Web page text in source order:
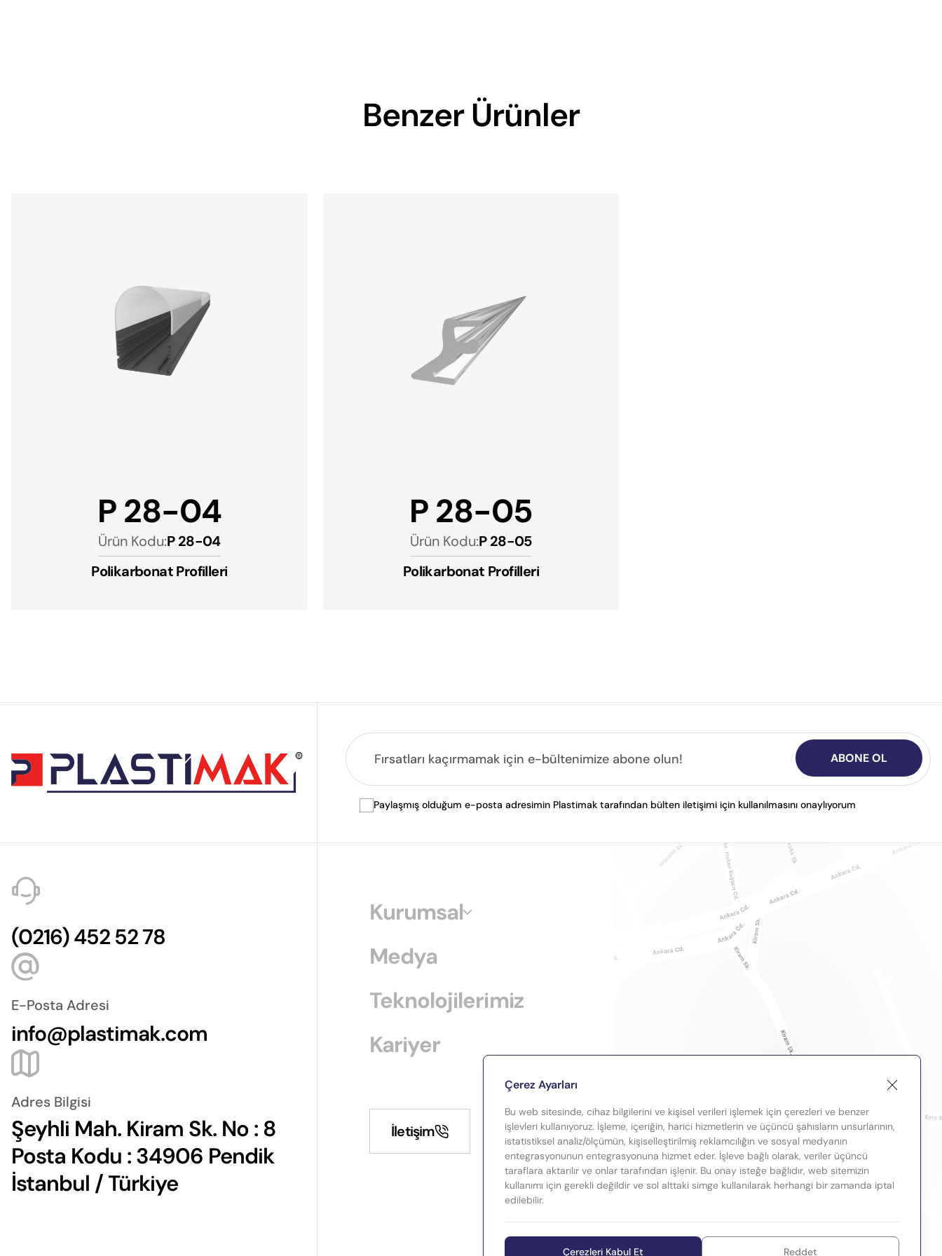
Benzer Ürünler
P 28-04
Ürün Kodu:P 28-04
Polikarbonat Profilleri
P 28-05
Ürün Kodu:P 28-05
Polikarbonat Profilleri
ABONE OL
Paylaşmış olduğum e-posta adresimin Plastimak tarafından bülten iletişimi için kullanılmasını onaylıyorum
(0216) 452 52 78
E-Posta Adresi
info@plastimak.com
Adres Bilgisi
Şeyhli Mah. Kiram Sk. No : 8
Posta Kodu : 34906 Pendik
İstanbul / Türkiye
Kurumsal
Medya
Teknolojilerimiz
Kariyer
İletişim
Çerez Ayarları
Bu web sitesinde, cihaz bilgilerini ve kişisel verileri işlemek için çerezleri ve benzer
işlevleri kullanıyoruz. İşleme, içeriğin, harici hizmetlerin ve üçüncü şahısların unsurlarının,
istatistiksel analiz/ölçümün, kişiselleştirilmiş reklamcılığın ve sosyal medyanın
entegrasyonunun entegrasyonuna hizmet eder. İşleve bağlı olarak, veriler üçüncü
taraflara aktarılır ve onlar tarafından işlenir. Bu onay isteğe bağlıdır, web sitemizin
kullanımı için gerekli değildir ve sol alttaki simge kullanılarak herhangi bir zamanda iptal
edilebilir.
Çerezleri Kabul Et Reddet